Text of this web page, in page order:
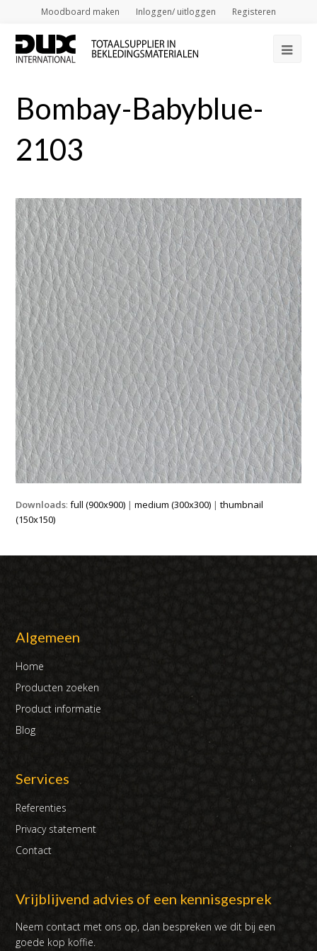
Moodboard maken Inloggen/ uitloggen Registeren
Bombay-Babyblue-
2103
Downloads:full (900x900) |medium (300x300) |thumbnail
(150x150)
Algemeen
Home
Producten zoeken
Product informatie
Blog
Services
Referenties
Privacy statement
Contact
Vrijblijvend advies of een kennisgesprek
Neem contact met ons op, dan bespreken we dit bij een
goede kop koffie.